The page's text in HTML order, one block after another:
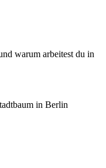
warum arbeitest du in
in Berlin